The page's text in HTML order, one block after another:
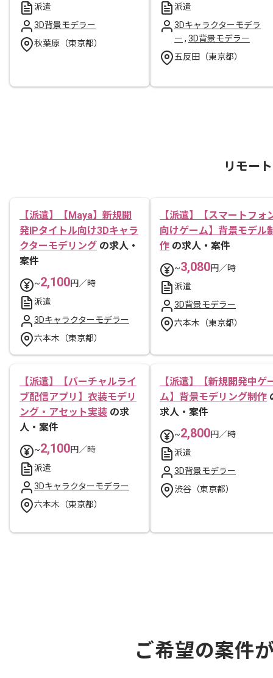
派遣
3D背景モデラー
秋葉原（東京都）
派遣
3Dキャラクターモデラ
ー , 3D背景モデラー
五反田（東京都）
リモー
【派遣】【Maya】新規開
発IPタイトル向け3Dキャラ
クターモデリング の求人・
案件
~2,100円／時
派遣
3Dキャラクターモデラー
六本木（東京都）
【派遣】【スマートフォ
向けゲーム】背景モデル
作 の求人・案件
~3,080円／時
派遣
3D背景モデラー
六本木（東京都）
【派遣】【バーチャルライ
ブ配信アプリ】衣装モデリ
ング・アセット実装 の求
人・案件
~2,100円／時
派遣
3Dキャラクターモデラー
六本木（東京都）
【派遣】【新規開発中ゲ
ム】背景モデリング制作
求人・案件
~2,800円／時
派遣
3D背景モデラー
渋谷（東京都）
ご希望の案件